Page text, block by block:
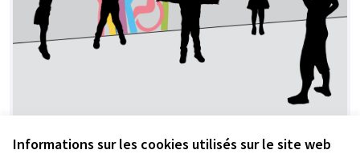
Informations sur les cookies utilisés sur le site web